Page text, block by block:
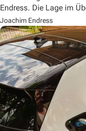
Endress. Die Lage im
Joachim Endress